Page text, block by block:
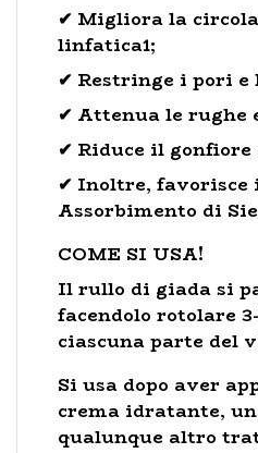
✔ Migliora la
linfatica1;
✔ Restringe i pori e
✔ Attenua le rughe
✔ Riduce il gonfiore
✔ Inoltre, favorisce
Assorbimento di
COME SI USA!
Il rullo di giada si
facendolo rotolare
ciascuna parte del
Si usa dopo aver
crema idratante,
qualunque altro